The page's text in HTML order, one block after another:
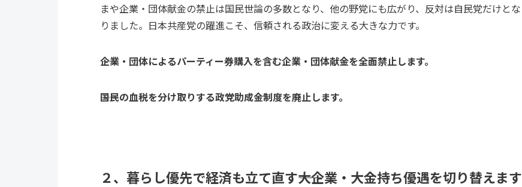
まや企業・団体献金の禁止は国民世論の多数となり、他の野党にも広がり、反対は自民党だけとな
りました。日本共産党の躍進こそ、信頼される政治に変える大きな力です。
――企業・団体によるパーティー券購入を含む企業・団体献金を全面禁止します。
――国民の血税を分け取りする政党助成金制度を廃止します。
２、暮らし優先で経済も立て直す――大企業・大金持ち優遇を切り替えます